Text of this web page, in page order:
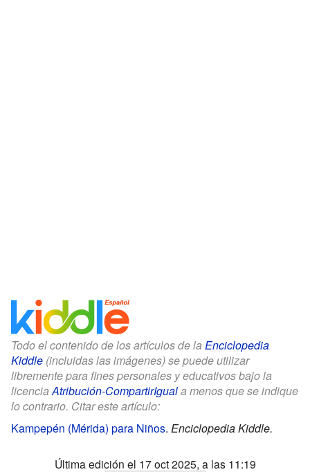
Todo el contenido de los artículos de la Enciclopedia
Kiddle (incluidas las imágenes) se puede utilizar
libremente para fines personales y educativos bajo la
licenciaAtribución-CompartirIguala menos que se indique
lo contrario. Citar este artículo:
Kampepén (Mérida) para Niños. Enciclopedia Kiddle.
Última edición el 17 oct 2025, a las 11:19